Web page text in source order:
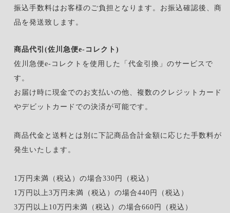
振込手数料はお客様のご負担となります。お振込確認後、商
品を発送致します。
商品代引(佐川急便e-コレクト)
佐川急便e-コレクトを使用した「代金引換」のサービスで
す。
お届け時に現金でのお支払いの他、複数のクレジットカード
やデビットカードでの決済が可能です。
商品代金と送料とは別に下記商品合計金額に応じた手数料が
発生いたします。
1万円未満（税込）の場合330円（税込）
1万円以上3万円未満（税込）の場合440円（税込）
3万円以上10万円未満（税込）の場合660円（税込）